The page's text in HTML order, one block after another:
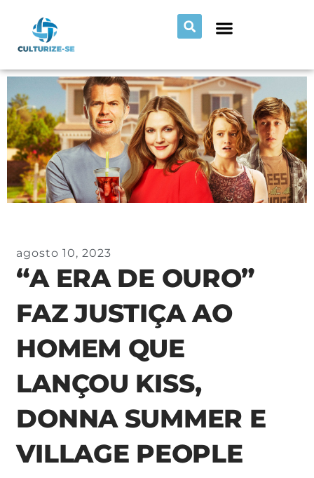
agosto 10, 2023
“A ERA DE OURO”
FAZ JUSTIÇA AO
HOMEM QUE
LANÇOU KISS,
DONNA SUMMER E
VILLAGE PEOPLE